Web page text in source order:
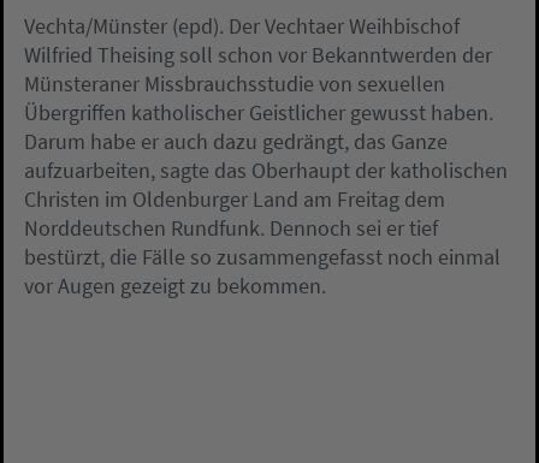
Vechta/Münster (epd). Der Vechtaer Weihbischof
Wilfried Theising soll schon vor Bekanntwerden der
Münsteraner Missbrauchsstudie von sexuellen
Übergriffen katholischer Geistlicher gewusst haben.
Darum habe er auch dazu gedrängt, das Ganze
aufzuarbeiten, sagte das Oberhaupt der katholischen
Christen im Oldenburger Land am Freitag dem
Norddeutschen Rundfunk. Dennoch sei er tief
bestürzt, die Fälle so zusammengefasst noch einmal
vor Augen gezeigt zu bekommen.